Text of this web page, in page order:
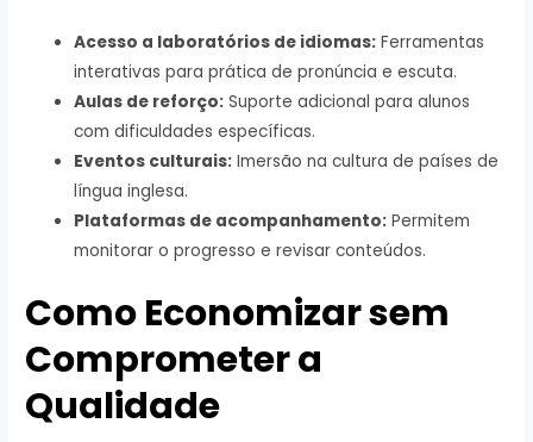
Acesso a laboratórios de idiomas: Ferramentas
interativas para prática de pronúncia e escuta.
Aulas de reforço: Suporte adicional para alunos
com dificuldades específicas.
Eventos culturais: Imersão na cultura de países de
língua inglesa.
Plataformas de acompanhamento: Permitem
monitorar o progresso e revisar conteúdos.
Como Economizar sem
Comprometer a
Qualidade